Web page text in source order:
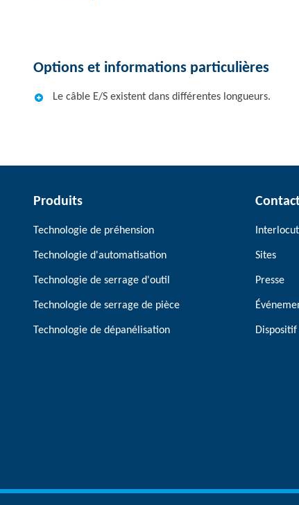
Options et informations particulières
Le câble E/S existent dans différentes longueurs.
Produits
Technologie de préhension
Technologie d'automatisation
Technologie de serrage d'outil
Technologie de serrage de pièce
Technologie de dépanélisation
Sites
Presse
Dispositif